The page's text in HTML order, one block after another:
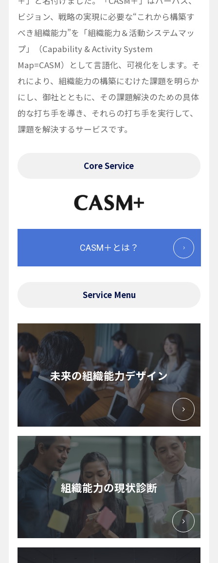
ビジョン、戦略の実現に必要な“これから構築す
べき組織能力”を「組織能力＆活動システムマッ
プ」（Capability & Activity System
Map=CASM）として言語化、可視化をします。そ
れにより、組織能力の構築にむけた課題を明らか
にし、御社とともに、その課題解決のための具体
的な打ち手を導き、それらの打ち手を実行して、
課題を解決するサービスです。
Core Service
CASM＋とは？
Service Menu
未来の組織能力デザイン
組織能力の現状診断